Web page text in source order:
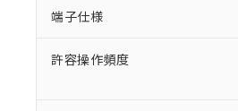
端子仕様
許容操作頻度